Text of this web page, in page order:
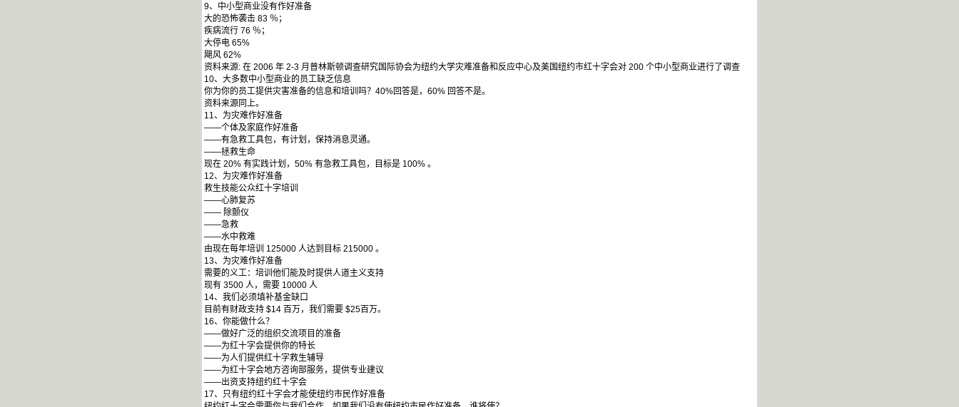
9、中小型商业没有作好准备
大的恐怖袭击 83 ％；
疾病流行 76 ％；
大停电 65%
飓风 62%
资料来源: 在 2006 年 2-3 月普林斯顿调查研究国际协会为纽约大学灾难准备和反应中心及美国纽约市红十字会对 200 个中小型商业进行了调查
10、大多数中小型商业的员工缺乏信息
你为你的员工提供灾害准备的信息和培训吗？40%回答是，60% 回答不是。
资料来源同上。
11、为灾难作好准备
——个体及家庭作好准备
——有急救工具包，有计划，保持消息灵通。
——拯救生命
现在 20% 有实践计划，50% 有急救工具包，目标是 100% 。
12、为灾难作好准备
救生技能公众红十字培训
——心肺复苏
—— 除颤仪
——急救
——水中救难
由现在每年培训 125000 人达到目标 215000 。
13、为灾难作好准备
需要的义工：培训他们能及时提供人道主义支持
现有 3500 人，需要 10000 人
14、我们必须填补基金缺口
目前有财政支持 $14 百万，我们需要 $25百万。
16、你能做什么？
——做好广泛的组织交流项目的准备
——为红十字会提供你的特长
——为人们提供红十字救生辅导
——为红十字会地方咨询部服务，提供专业建议
——出资支持纽约红十字会
17、只有纽约红十字会才能使纽约市民作好准备